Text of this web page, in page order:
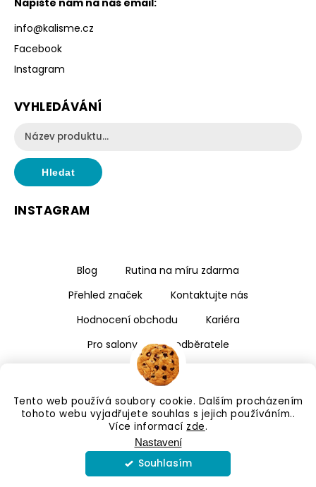
Tento web používá soubory cookie. Dalším procházením
tohoto webu vyjadřujete souhlas s jejich používáním..
Více informací zde.
Nastavení
Souhlasím
Napište nám na náš email:
info@kalisme.cz
Facebook
Instagram
VYHLEDÁVÁNÍ
Hledat
INSTAGRAM
Blog
Rutina na míru zdarma
Přehled značek
Kontaktujte nás
Hodnocení obchodu
Kariéra
Pro salony a velkoodběratele
Copyright 2026Kalismé. Všechna práva vyhrazena.